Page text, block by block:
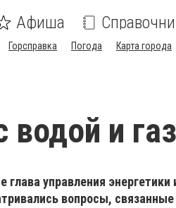
Афиша
Горсправка Погода Карта города
водой и
глава управления
вопросы,